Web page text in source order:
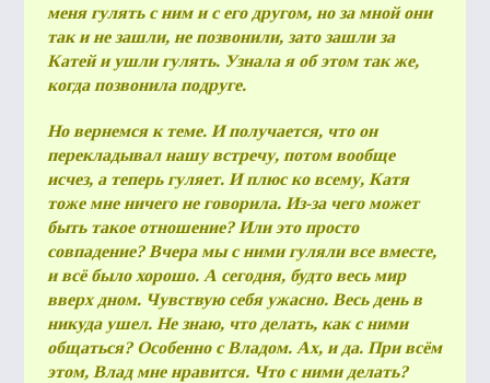
меня гулять с ним и с его другом, но за мной они
так и не зашли, не позвонили, зато зашли за
Катей и ушли гулять. Узнала я об этом так же,
когда позвонила подруге.
Но вернемся к теме. И получается, что он
перекладывал нашу встречу, потом вообще
исчез, а теперь гуляет. И плюс ко всему, Катя
тоже мне ничего не говорила. Из-за чего может
быть такое отношение? Или это просто
совпадение? Вчера мы с ними гуляли все вместе,
и всё было хорошо. А сегодня, будто весь мир
вверх дном. Чувствую себя ужасно. Весь день в
никуда ушел. Не знаю, что делать, как с ними
общаться? Особенно с Владом. Ах, и да. При всём
этом, Влад мне нравится. Что с ними делать?